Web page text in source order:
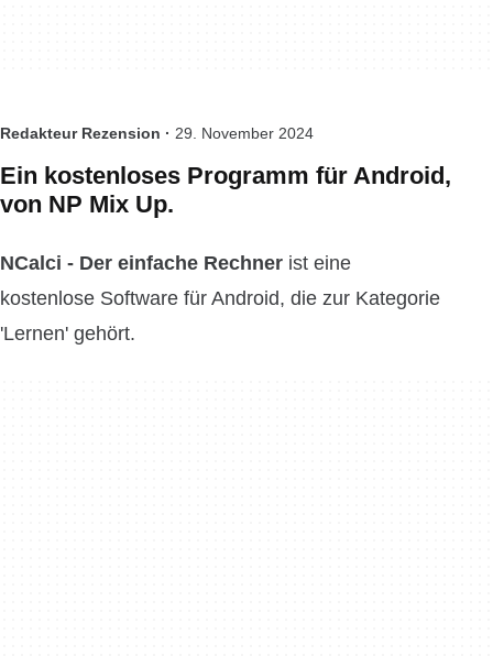
Redakteur Rezension · 29. November 2024
Ein kostenloses Programm für Android,
von NP Mix Up.
NCalci - Der einfache Rechner ist eine
kostenlose Software für Android, die zur Kategorie
'Lernen' gehört.